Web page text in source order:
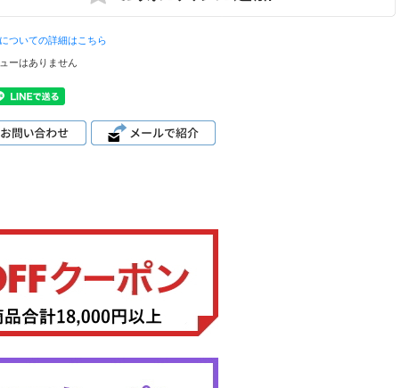
ついての詳細はこちら
ーはありません